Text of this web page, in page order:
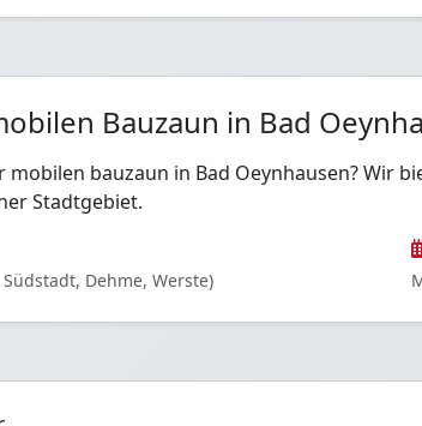
Bauzaun in Bad
bauzaun in Bad Oeynhausen? Wir
Stadtgebiet.
Dehme, Werste)